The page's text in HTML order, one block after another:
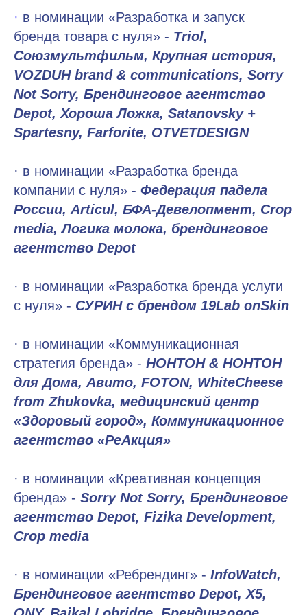
· в номинации «Разработка и запуск
бренда товара с нуля» - Triol,
Союзмультфильм, Крупная история,
VOZDUH brand & communications, Sorry
Not Sorry, Брендинговое агентство
Depot, Хороша Ложка, Satanovsky +
Spartesny, Farforite, OTVETDESIGN
· в номинации «Разработка бренда
компании с нуля» - Федерация падела
России, Articul, БФА-Девелопмент, Crop
media, Логика молока, брендинговое
агентство Depot
· в номинации «Разработка бренда услуги
с нуля» - СУРИН с брендом 19Lab onSkin
· в номинации «Коммуникационная
стратегия бренда» - НОНТОН & НОНТОН
для Дома, Авито, FOTON, WhiteCheese
from Zhukovka, медицинский центр
«Здоровый город», Коммуникационное
агентство «РеАкция»
· в номинации «Креативная концепция
бренда» - Sorry Not Sorry, Брендинговое
агентство Depot, Fizika Development,
Crop media
· в номинации «Ребрендинг» - InfoWatch,
Брендинговое агентство Depot, X5,